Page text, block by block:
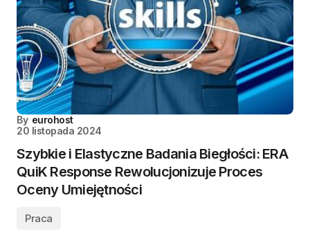
By eurohost
20 listopada 2024
Szybkie i Elastyczne Badania Biegłości: ERA
QuiK Response Rewolucjonizuje Proces
Oceny Umiejętności
Praca